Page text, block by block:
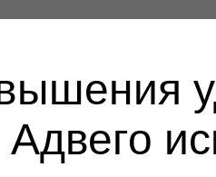
Адвего